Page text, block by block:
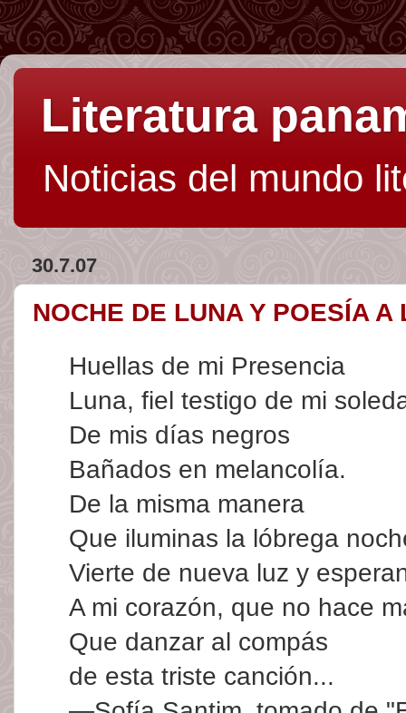
Literatura
Noticias del mundo
30.7.07
NOCHE DE LUNA Y POESÍA
Huellas de mi Presencia
Luna, fiel testigo de mi
De mis días negros
Bañados en melancolía.
De la misma manera
Que iluminas la lóbrega
Vierte de nueva luz y
A mi corazón, que no hace
Que danzar al compás
de esta triste canción...